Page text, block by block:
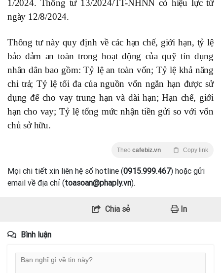
1/2024. Thông tư 13/2024/TT-NHNN có hiệu lực từ
ngày 12/8/2024.
Thông tư này quy định về các hạn chế, giới hạn, tỷ lệ
bảo đảm an toàn trong hoạt động của quỹ tín dụng
nhân dân bao gồm: Tỷ lệ an toàn vốn; Tỷ lệ khả năng
chi trả; Tỷ lệ tối đa của nguồn vốn ngắn hạn được sử
dụng để cho vay trung hạn và dài hạn; Hạn chế, giới
hạn cho vay; Tỷ lệ tổng mức nhận tiền gửi so với vốn
chủ sở hữu.
Theo cafebiz.vn Copy link
Mọi chi tiết xin liên hệ số hotline (0915.999.467) hoặc gửi
email về địa chỉ (toasoan@phaply.vn).
Chia sẻ In
Bình luận